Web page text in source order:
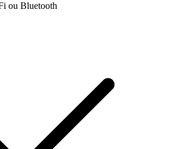
ou Bluetooth